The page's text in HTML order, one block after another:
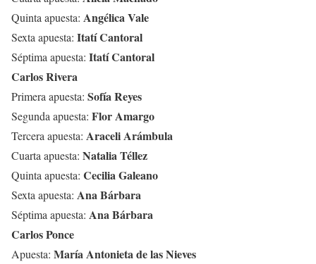
Quinta apuesta: Angélica Vale
Sexta apuesta: Itatí Cantoral
Séptima apuesta: Itatí Cantoral
Carlos Rivera
Primera apuesta: Sofía Reyes
Segunda apuesta: Flor Amargo
Tercera apuesta: Araceli Arámbula
Cuarta apuesta: Natalia Téllez
Quinta apuesta: Cecilia Galeano
Sexta apuesta: Ana Bárbara
Séptima apuesta: Ana Bárbara
Carlos Ponce
Apuesta: María Antonieta de las Nieves